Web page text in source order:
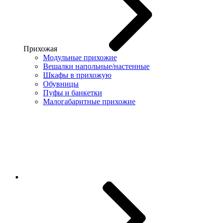
Прихожая
Модульные прихожие
Вешалки напольные/настенные
Шкафы в прихожую
Обувницы
Пуфы и банкетки
Малогабаритные прихожие